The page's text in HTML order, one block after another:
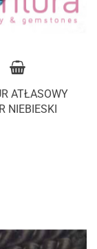
ATŁASOWY
NIEBIESKI